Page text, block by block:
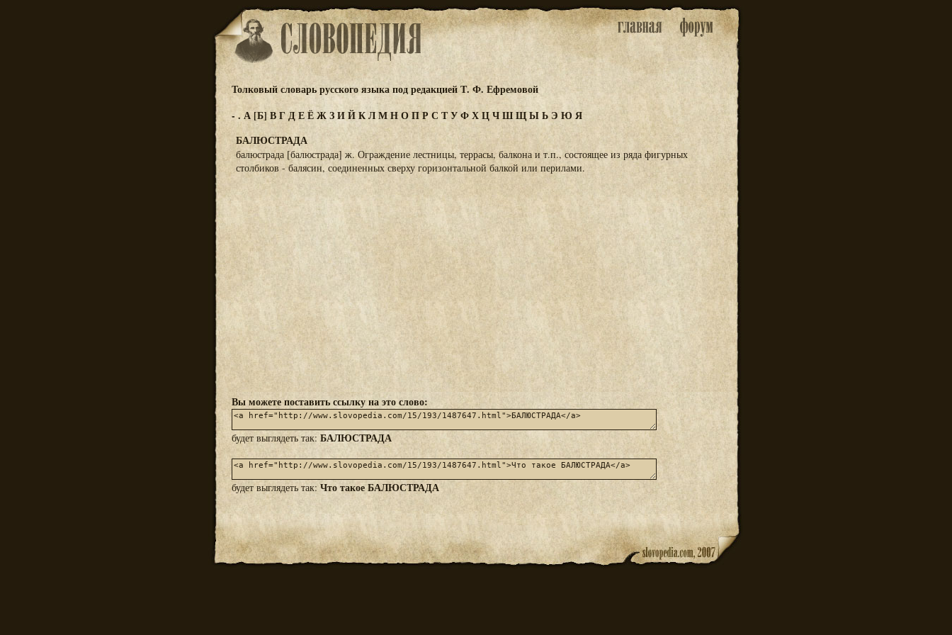
Толковый словарь русского языка под редакцией Т. Ф. Ефремовой
-. А[Б] ВГДЕЁЖЗИЙКЛМНОПР С ТУФХЦЧШЩЫЬ Э Ю Я
БАЛЮСТРАДА
балюстрада [балюстрада] ж. Ограждение лестницы, террасы, балкона и т.п., состоящее из ряда фигурных
столбиков - балясин, соединенных сверху горизонтальной балкой или перилами.
Вы можете поставить ссылку на это слово:
будет выглядеть так: БАЛЮСТРАДА
будет выглядеть так:Что такое БАЛЮСТРАДА